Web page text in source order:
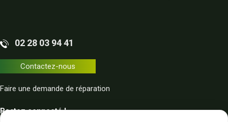
02 28 03 94 41
Contactez-nous
Faire une demande de réparation
Restez connecté !